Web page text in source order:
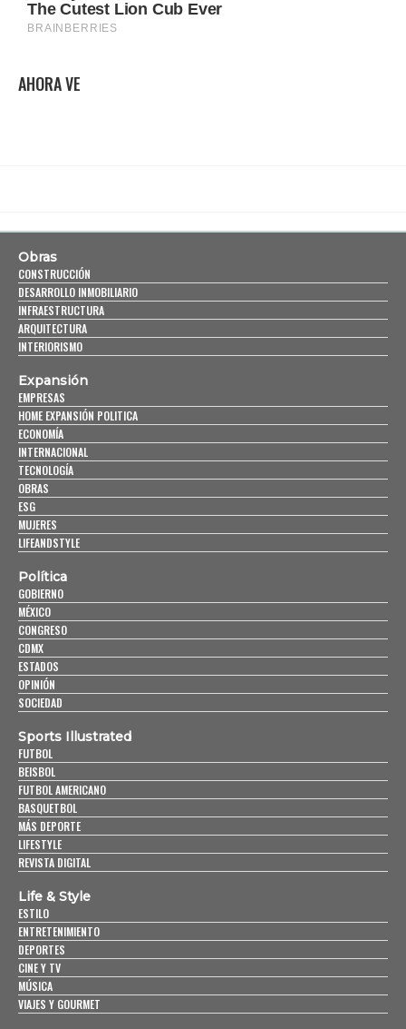
AHORA VE
Obras
CONSTRUCCIÓN
DESARROLLO INMOBILIARIO
INFRAESTRUCTURA
ARQUITECTURA
INTERIORISMO
Expansión
EMPRESAS
HOME EXPANSIÓN POLITICA
ECONOMÍA
INTERNACIONAL
TECNOLOGÍA
OBRAS
ESG
MUJERES
LIFEANDSTYLE
Política
GOBIERNO
MÉXICO
CONGRESO
CDMX
ESTADOS
OPINIÓN
SOCIEDAD
Sports Illustrated
FUTBOL
BEISBOL
FUTBOL AMERICANO
BASQUETBOL
MÁS DEPORTE
LIFESTYLE
REVISTA DIGITAL
Life & Style
ESTILO
ENTRETENIMIENTO
DEPORTES
CINE Y TV
MÚSICA
VIAJES Y GOURMET